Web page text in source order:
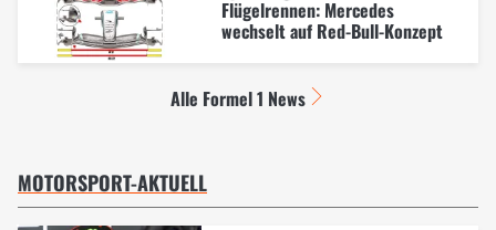
Flügelrennen: Mercedes
wechselt auf Red-Bull-Konzept
Alle Formel 1 News
MOTORSPORT-AKTUELL